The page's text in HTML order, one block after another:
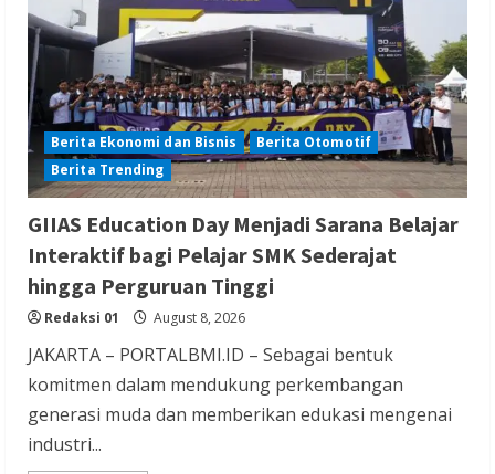
Kaohsiung
Redaksi 01 August 8, 2026
Berita Mancanegara
Berita Sosial dan Budaya
Berita Trending
Pengacara Didakwa karena Tipu Tzu Chi
dengan Skema Pengadaan Vaksin Palsu
Redaksi 01 August 8, 2026
Berita Ekonomi dan Bisnis
Berita Otomotif
Berita Trending
GIIAS Education Day Menjadi Sarana Belajar
Interaktif bagi Pelajar SMK Sederajat
hingga Perguruan Tinggi
Redaksi 01 August 8, 2026
JAKARTA – PORTALBMI.ID – Sebagai bentuk
komitmen dalam mendukung perkembangan
generasi muda dan memberikan edukasi mengenai
industri...